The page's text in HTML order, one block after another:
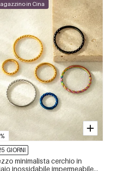
in Cina
GIORNI
minimalista cerchio in
inossidabile impermeabile